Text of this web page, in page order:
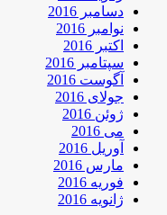
دسامبر 2016
نوامبر 2016
اکتبر 2016
سپتامبر 2016
آگوست 2016
جولای 2016
ژوئن 2016
می 2016
آوریل 2016
مارس 2016
فوریه 2016
ژانویه 2016